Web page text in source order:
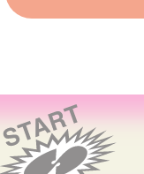
Défilement
droite